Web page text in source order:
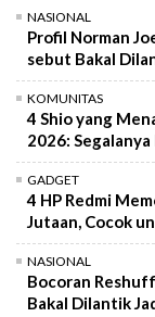
NASIONAL
Profil Norman
sebut Bakal
KOMUNITAS
4 Shio yang
2026:
GADGET
4 HP Redmi
Jutaan, Cocok
NASIONAL
Bocoran
Bakal Dilantik